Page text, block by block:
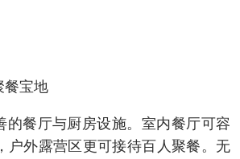
宝地
餐厅与厨房设施。室内餐厅可容
户外露营区更可接待百人聚餐。无